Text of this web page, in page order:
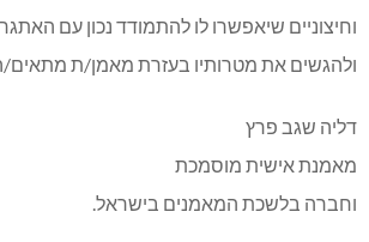
וחיצוניים שיאפשרו לו להתמודד נכון עם
ולהגשים את מטרותיו בעזרת מאמן/ת
דליה שגב פרץ
מאמנת אישית מוסמכת
וחברה בלשכת המאמנים בישראל.